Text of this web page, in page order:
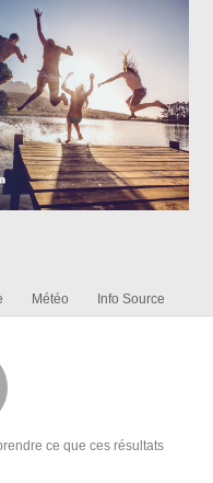
Météo Info Source
ce que ces résultats